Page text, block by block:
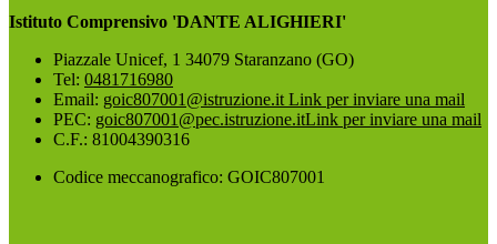
Istituto Comprensivo 'DANTE ALIGHIERI'
Piazzale Unicef, 1 34079 Staranzano (GO)
Tel: 0481716980
Email: goic807001@istruzione.it Link per inviare una mail
PEC: goic807001@pec.istruzione.itLink per inviare una mail
C.F.: 81004390316
Codice meccanografico: GOIC807001